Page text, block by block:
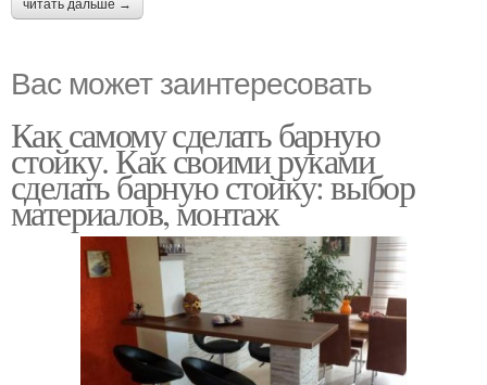
читать дальше →
Вас может заинтересовать
Как самому сделать барную
стойку. Как своими руками
сделать барную стойку: выбор
материалов, монтаж